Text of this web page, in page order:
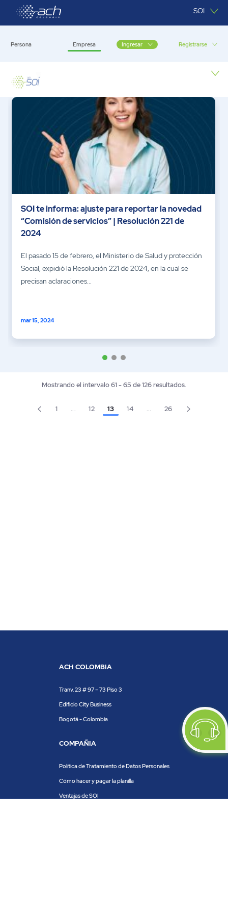
Saltar al contenido principal SOI
Persona Empresa Ingresar Registrarse
Empresa
SOI te informa: ajuste para reportar la novedad
“Comisión de servicios” | Resolución 221 de
2024
El pasado 15 de febrero, el Ministerio de Salud y protección
Social, expidió la Resolución 221 de 2024, en la cual se
precisan aclaraciones...
mar 15, 2024
Mostrando el intervalo 61 - 65 de 126 resultados.
Página
1 ...Páginas intermedias Use TAB para desplazarse.
Página
12 Página
13 Página
14 ...Páginas intermedias
Página
26
ACH COLOMBIA
Tranv. 23 # 97 – 73 Piso 3
Edificio City Business
Bogotá - Colombia
COMPAÑIA
Política de Tratamiento de Datos Personales
Cómo hacer y pagar la planilla
Ventajas de SOI